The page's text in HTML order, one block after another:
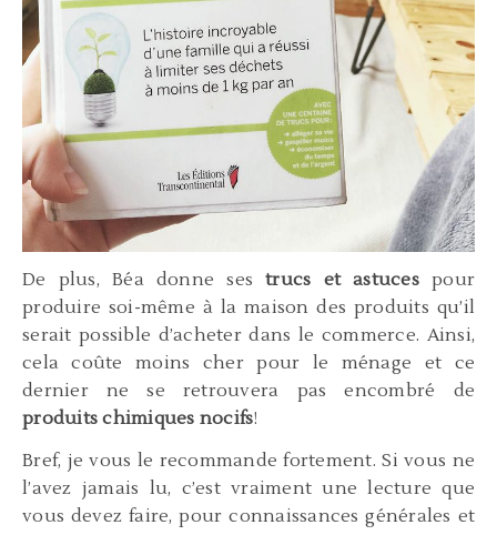
De plus, Béa donne sestrucs et astucespour
produire soi-même à la maison des produits qu’il
serait possible d’acheter dans le commerce. Ainsi,
cela coûte moins cher pour le ménage et ce
dernier ne se retrouvera pas encombré de
produits chimiques nocifs!
Bref, je vous le recommande fortement. Si vous ne
l’avez jamais lu, c’est vraiment une lecture que
vous devez faire, pour connaissances générales et